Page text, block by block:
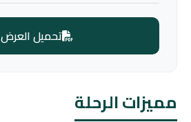
مميزات الرحلة
تحميل العرض